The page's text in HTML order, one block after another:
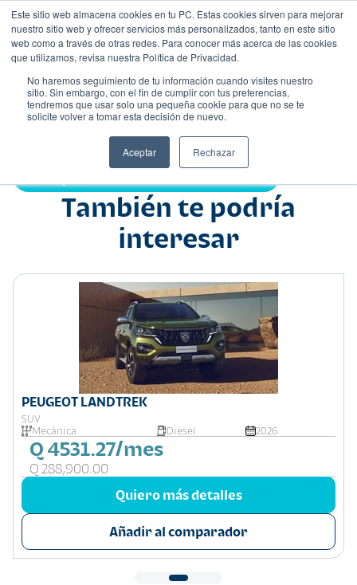
Este sitio web almacena cookies en tu PC. Estas cookies sirven para mejorar
nuestro sitio web y ofrecer servicios más personalizados, tanto en este sitio
web como a través de otras redes. Para conocer más acerca de las cookies
que utilizamos, revisa nuestra Política de Privacidad.
No haremos seguimiento de tu información cuando visites nuestro
sitio. Sin embargo, con el fin de cumplir con tus preferencias,
tendremos que usar solo una pequeña cookie para que no se te
solicite volver a tomar esta decisión de nuevo.
Aceptar Rechazar
Nombre
También te podría
interesar
PEUGEOT LANDTREK
SUV
Mecánica
Diesel 2026
Q 4531.27/mes
Q 288,900.00
Quiero más detalles
Añadir al comparador